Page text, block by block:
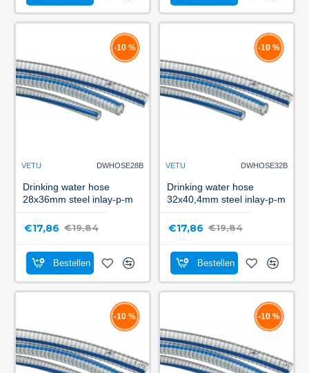
-10 %
VETU DWHOSE28B
Drinking water hose
28x36mm steel inlay-p-m
€17,86 €19,84
Bestellen
-10 %
VETU DWHOSE32B
Drinking water hose
32x40,4mm steel inlay-p-m
€17,86 €19,84
Bestellen
-10 % -10 %